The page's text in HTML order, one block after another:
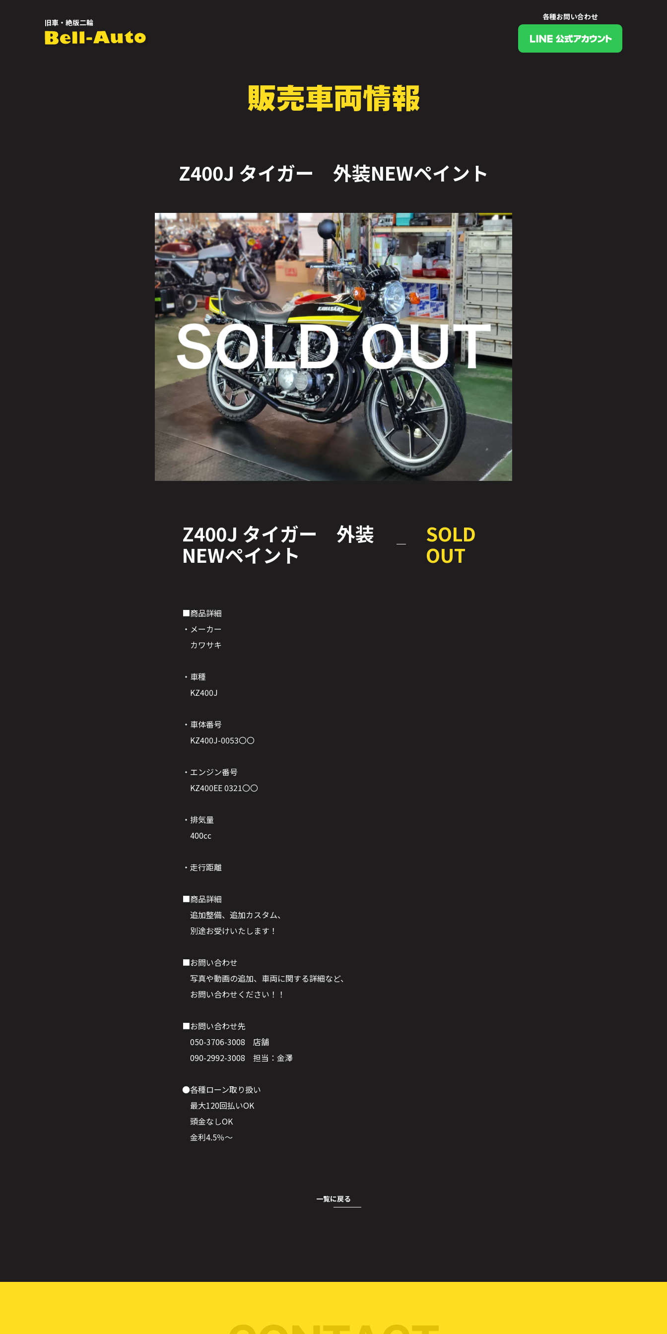
旧車・絶版二輪
各種お問い合わせ
Z400J タイガー 外装NEWペイント
Z400J タイガー 外装
NEWペイント
SOLD
OUT
■商品詳細
・メーカー
カワサキ
・車種
KZ400J
・車体番号
KZ400J-0053〇〇
・エンジン番号
KZ400EE 0321〇〇
・排気量
400cc
・走行距離
■商品詳細
追加整備、追加カスタム、
別途お受けいたします！
■お問い合わせ
写真や動画の追加、車両に関する詳細など、
お問い合わせください！！
■お問い合わせ先
050-3706-3008 店舗
090-2992-3008 担当：金澤
●各種ローン取り扱い
最大120回払いOK
頭金なしOK
金利4.5％～
一覧に戻る